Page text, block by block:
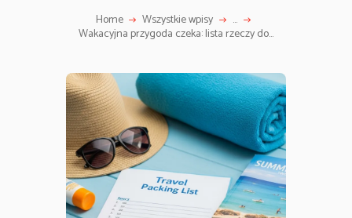
Home Wszystkie wpisy ...
Wakacyjna przygoda czeka: lista rzeczy do...